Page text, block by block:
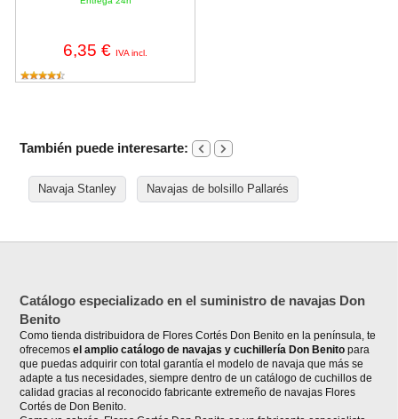
6,35 € IVA incl.
También puede interesarte:
Navaja Stanley Navajas de bolsillo Pallarés
Catálogo especializado en el suministro de navajas Don
Benito
Como tienda distribuidora de Flores Cortés Don Benito en la península, te
ofrecemosel amplio catálogo de navajas y cuchillería Don Benitopara
que puedas adquirir con total garantía el modelo de navaja que más se
adapte a tus necesidades, siempre dentro de un catálogo de cuchillos de
calidad gracias al reconocido fabricante extremeño de navajas Flores
Cortés de Don Benito.